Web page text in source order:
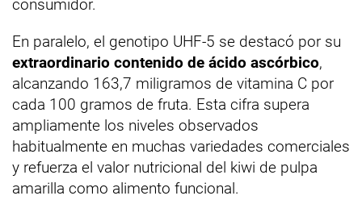
consumidor.
En paralelo, el genotipo UHF-5 se destacó por su
extraordinario contenido de ácido ascórbico,
alcanzando 163,7 miligramos de vitamina C por
cada 100 gramos de fruta. Esta cifra supera
ampliamente los niveles observados
habitualmente en muchas variedades comerciales
y refuerza el valor nutricional del kiwi de pulpa
amarilla como alimento funcional.